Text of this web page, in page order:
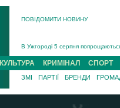
ПОВІДОМИТИ НОВИНУ
Інструктора районного ТЦК на
В Ужгороді 5 серпня
Підтвердили загибель
На Хустщині внаслідок ДТП за
КУЛЬТУРА КРИМІНАЛ СПОРТ
ЗМІ ПАРТІЇ БРЕНДИ